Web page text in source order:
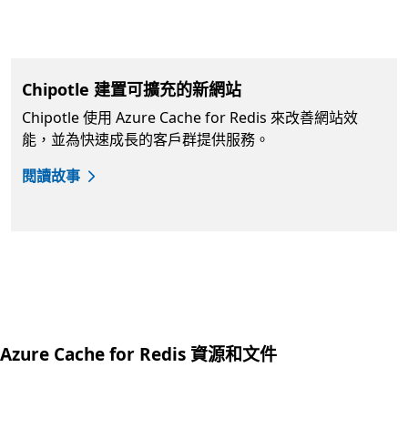
Chipotle 建置可擴充的新網站
Chipotle 使用 Azure Cache for Redis 來改善網站效
能，並為快速成長的客戶群提供服務。
閱讀故事
Azure Cache for Redis 資源和文件